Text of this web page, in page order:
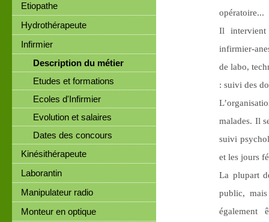
opératoire...
Il intervient
infirmier-
de labo,
: suivi des
malades. Il
suivi
et les jours
La plupart
public,
également
Etiopathe
Hydrothérapeute
Infirmier
Description du métier
Etudes et formations
Ecoles d'Infirmier
Evolution et salaires
Dates des concours
Kinésithérapeute
Laborantin
Manipulateur radio
Monteur en optique